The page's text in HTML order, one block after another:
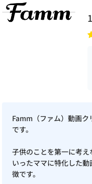
Famm（ファム）動画
です。
子供のことを第一に考
いったママに特化した
徴です。